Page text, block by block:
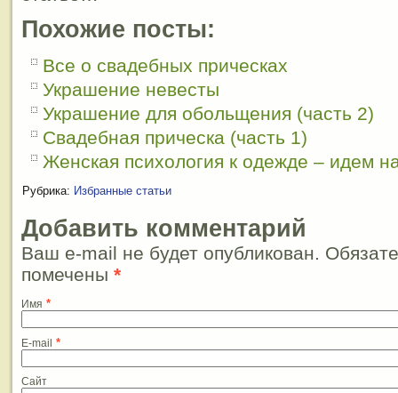
Похожие посты:
Все о свадебных прическах
Украшение невесты
Украшение для обольщения (часть 2)
Свадебная прическа (часть 1)
Женская психология к одежде – идем
Рубрика: Избранные статьи
Добавить комментарий
Ваш e-mail не будет опубликован.
помечены *
Имя *
E-mail *
Сайт